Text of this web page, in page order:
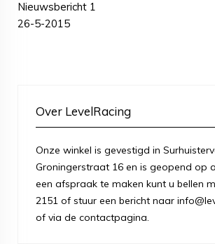
Nieuwsbericht 1
26-5-2015
Over LevelRacing
Onze winkel is gevestigd in
Groningerstraat 16 en is geopend op
een afspraak te maken kunt u bellen
2151 of stuur een bericht naar
of via de contactpagina.